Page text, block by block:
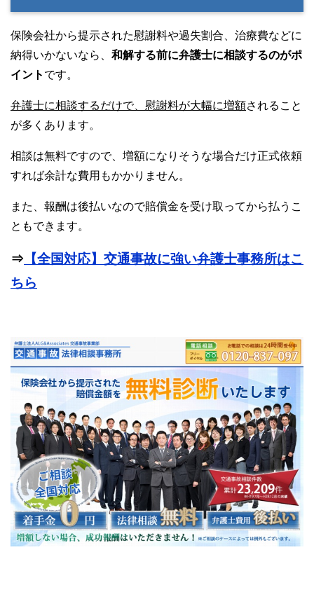
保険会社から提示された慰謝料や過失割合、治療費などに
納得いかないなら、 和解する前に弁護士に相談するのがポ
イント です。
弁護士に相談するだけで、慰謝料が大幅に増額されること
が多くあります。
相談は無料ですので、増額になりそうな場合だけ正式依頼
すれば余計な費用もかかりません。
また、報酬は後払いなので賠償金を受け取ってから払うこ
ともできます。
⇒ 【全国対応】交通事故に強い弁護士事務所はこ
ちら